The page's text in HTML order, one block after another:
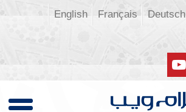
Deutsch
Français
English